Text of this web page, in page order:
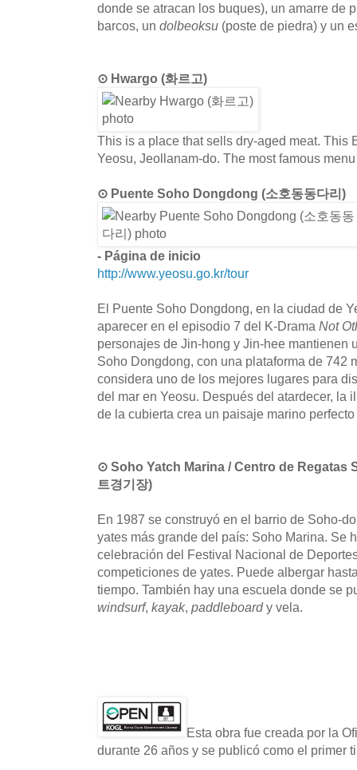
donde se atracan los buques), un amarre de
barcos, un dolbeoksu (poste de piedra) y un
⊙ Hwargo (화르고)
This is a place that sells dry-aged meat. This
Yeosu, Jeollanam-do. The most famous
⊙ Puente Soho Dongdong (소호동동다리)
- Página de inicio
http://www.yeosu.go.kr/tour
El Puente Soho Dongdong, en la ciudad de
aparecer en el episodio 7 del K-Drama Not
personajes de Jin-hong y Jin-hee mantienen
Soho Dongdong, con una plataforma de 742
considera uno de los mejores lugares para
del mar en Yeosu. Después del atardecer, la
de la cubierta crea un paisaje marino
⊙ Soho Yatch Marina / Centro de Regatas
트경기장)
En 1987 se construyó en el barrio de Soho-
yates más grande del país: Soho Marina. Se
celebración del Festival Nacional de
competiciones de yates. Puede albergar
tiempo. También hay una escuela donde se
windsurf, kayak, paddleboardy vela.
Esta obra fue creada por la
durante 26 años y se publicó como el primer